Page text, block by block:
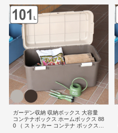
ガーデン収納 収納ボックス 大容量
コンテナボックス ホームボックス 88
0 （ ストッカー コンテナ ボックス